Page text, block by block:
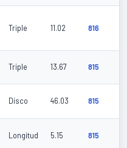
Triple 11.02 816
Triple 13.67 815
Disco 46.03 815
Longitud 5.15 815